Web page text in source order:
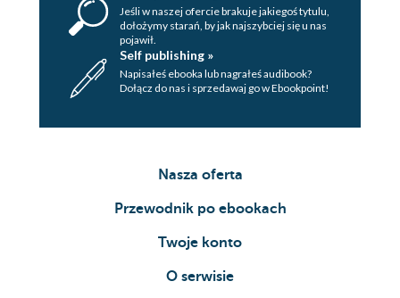
Jeśli w naszej ofercie brakuje jakiegoś tytulu,
dołożymy starań, by jak najszybciej się u nas
pojawił.
Self publishing »
Napisałeś ebooka lub nagrałeś audibook?
Dołącz do nas i sprzedawaj go w Ebookpoint!
Nasza oferta
Przewodnik po ebookach
Twoje konto
O serwisie